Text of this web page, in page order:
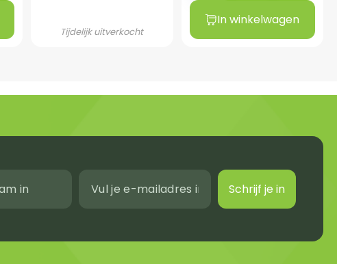
Tijdelijk uitverkocht
In winkelwagen
Schrijf je in